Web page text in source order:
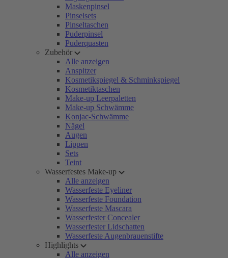
Maskenpinsel
Pinselsets
Pinseltaschen
Puderpinsel
Puderquasten
Zubehör
Alle anzeigen
Anspitzer
Kosmetikspiegel & Schminkspiegel
Kosmetiktaschen
Make-up Leerpaletten
Make-up Schwämme
Konjac-Schwämme
Nägel
Augen
Lippen
Sets
Teint
Wasserfestes Make-up
Alle anzeigen
Wasserfeste Eyeliner
Wasserfeste Foundation
Wasserfeste Mascara
Wasserfester Concealer
Wasserfester Lidschatten
Wasserfeste Augenbrauenstifte
Highlights
Alle anzeigen